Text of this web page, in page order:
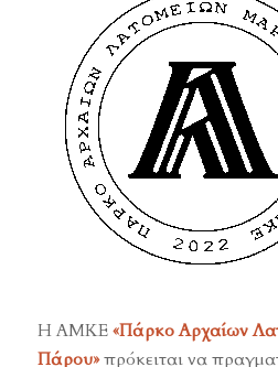
H AMKE«Πάρκο Αρχαίων
Πάρου»πρόκειται να